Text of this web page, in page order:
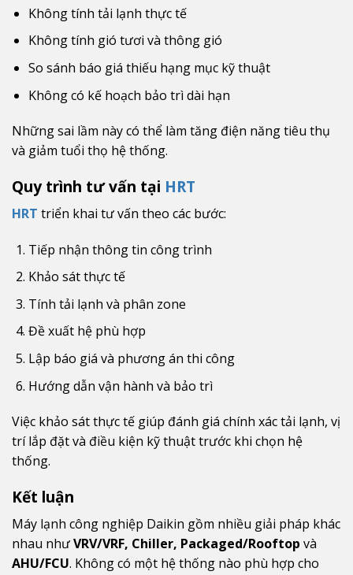
Không tính tải lạnh thực tế
Không tính gió tươi và thông gió
So sánh báo giá thiếu hạng mục kỹ thuật
Không có kế hoạch bảo trì dài hạn
Những sai lầm này có thể làm tăng điện năng tiêu thụ
và giảm tuổi thọ hệ thống.
Quy trình tư vấn tại HRT
HRT triển khai tư vấn theo các bước:
Tiếp nhận thông tin công trình
Khảo sát thực tế
Tính tải lạnh và phân zone
Đề xuất hệ phù hợp
Lập báo giá và phương án thi công
Hướng dẫn vận hành và bảo trì
Việc khảo sát thực tế giúp đánh giá chính xác tải lạnh, vị
trí lắp đặt và điều kiện kỹ thuật trước khi chọn hệ
thống.
Kết luận
Máy lạnh công nghiệp Daikin gồm nhiều giải pháp khác
nhau nhưVRV/VRF, Chiller, Packaged/Rooftop và
AHU/FCU. Không có một hệ thống nào phù hợp cho